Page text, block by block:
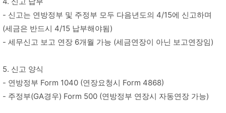
- 신고는 연방정부 및 주정부 모두 다음년도의 4/15에 신고하며
(세금은 반드시 4/15 납부해야됨)
- 세무신고 보고 연장 6개월 가능 (세금연장이 아닌 보고연장임)
5. 신고 양식
- 연방정부 Form 1040 (연장요청시 Form 4868)
- 주정부(GA경우) Form 500 (연방정부 연장시 자동연장 가능)